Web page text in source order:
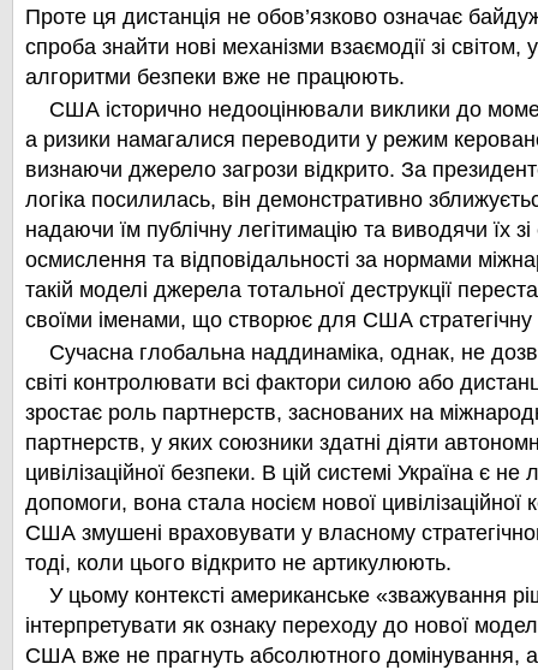
Проте ця дистанція не обов’язково означає
спроба знайти нові механізми взаємодії зі світом,
алгоритми безпеки вже не працюють.
США історично недооцінювали виклики до
а ризики намагалися переводити у режим
визнаючи джерело загрози відкрито. За
логіка посилилась, він демонстративно
надаючи їм публічну легітимацію та виводячи їх
осмислення та відповідальності за нормами
такій моделі джерела тотальної деструкції
своїми іменами, що створює для США стратегічну
Сучасна глобальна наддинаміка, однак, не
світі контролювати всі фактори силою або
зростає роль партнерств, заснованих на
партнерств, у яких союзники здатні діяти
цивілізаційної безпеки. В цій системі Україна є не
допомоги, вона стала носієм нової цивілізаційної
США змушені враховувати у власному
тоді, коли цього відкрито не артикулюють.
У цьому контексті американське «зважування
інтерпретувати як ознаку переходу до нової
США вже не прагнуть абсолютного домінування,